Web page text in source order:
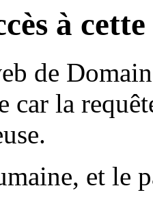
à
de
car la
et le